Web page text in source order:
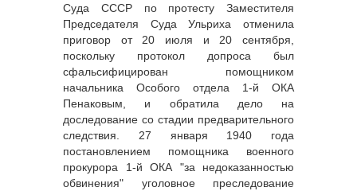
Суда СССР по протесту Заместителя
Председателя Суда Ульриха отменила
приговор от 20 июля и 20 сентября,
поскольку протокол допроса был
сфальсифицирован помощником
начальника Особого отдела 1-й ОКА
Пенаковым, и обратила дело на
доследование со стадии предварительного
следствия. 27 января 1940 года
постановлением помощника военного
прокурора 1-й ОКА "за недоказанностью
обвинения" уголовное преследование